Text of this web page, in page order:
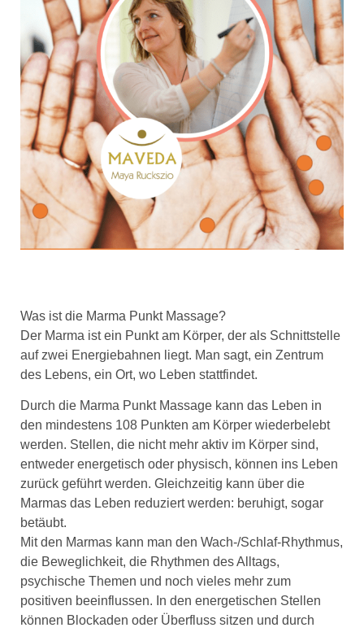
Was ist die Marma Punkt Massage?
Der Marma ist ein Punkt am Körper, der als Schnittstelle
auf zwei Energiebahnen liegt. Man sagt, ein Zentrum
des Lebens, ein Ort, wo Leben stattfindet.
Durch die Marma Punkt Massage kann das Leben in
den mindestens 108 Punkten am Körper wiederbelebt
werden. Stellen, die nicht mehr aktiv im Körper sind,
entweder energetisch oder physisch, können ins Leben
zurück geführt werden. Gleichzeitig kann über die
Marmas das Leben reduziert werden: beruhigt, sogar
betäubt.
Mit den Marmas kann man den Wach-/Schlaf-Rhythmus,
die Beweglichkeit, die Rhythmen des Alltags,
psychische Themen und noch vieles mehr zum
positiven beeinflussen. In den energetischen Stellen
können Blockaden oder Überfluss sitzen und durch